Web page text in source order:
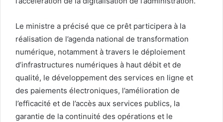
Le ministre a précisé que ce prêt participera à la
réalisation de l’agenda national de transformation
numérique, notamment à travers le déploiement
d’infrastructures numériques à haut débit et de
qualité, le développement des services en ligne et
des paiements électroniques, l’amélioration de
l’efficacité et de l’accès aux services publics, la
garantie de la continuité des opérations et le